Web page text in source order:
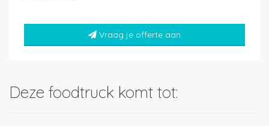
Vraag je offerte aan
Deze foodtruck komt tot: